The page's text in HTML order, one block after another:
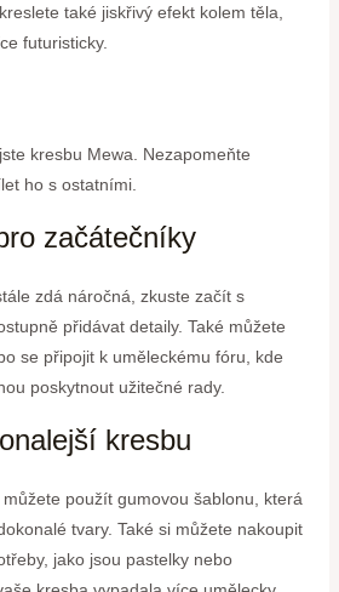
také jiskřivý efekt kolem těla,
futuristicky.
kresbu Mewa. Nezapomeňte
ho s ostatními.
začátečníky
zdá náročná, zkuste začít s
přidávat detaily. Také můžete
se připojit k uměleckému fóru, kde
poskytnout užitečné rady.
kresbu
použít gumovou šablonu, která
tvary. Také si můžete nakoupit
jako jsou pastelky nebo